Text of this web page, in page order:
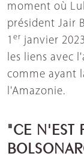
moment où
président Jair
1 er janvier
les liens avec
comme ayant
l'Amazonie.
"CE N'EST